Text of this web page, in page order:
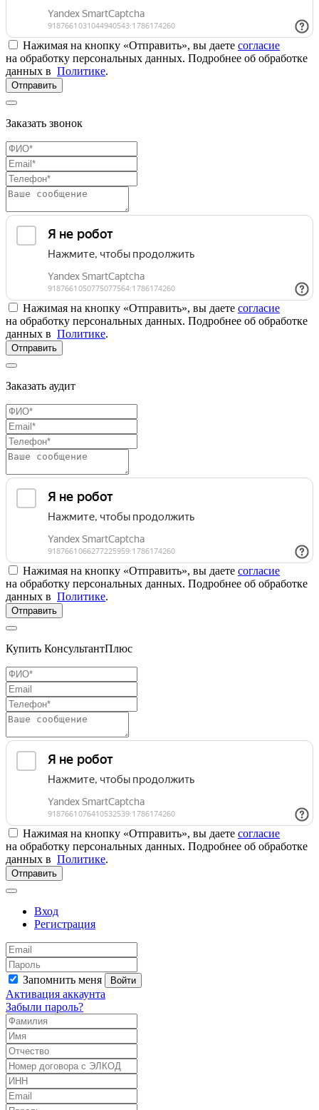
Нажимая на кнопку «Отправить», вы даете согласие
на обработку персональных данных. Подробнее об обработке
данных в Политике.
Отправить
Заказать звонок
Нажимая на кнопку «Отправить», вы даете согласие
на обработку персональных данных. Подробнее об обработке
данных в Политике.
Отправить
Заказать аудит
Нажимая на кнопку «Отправить», вы даете согласие
на обработку персональных данных. Подробнее об обработке
данных в Политике.
Отправить
Купить КонсультантПлюс
Нажимая на кнопку «Отправить», вы даете согласие
на обработку персональных данных. Подробнее об обработке
данных в Политике.
Отправить
Вход
Регистрация
Запомнить меня Войти
Активация аккаунта
Забыли пароль?